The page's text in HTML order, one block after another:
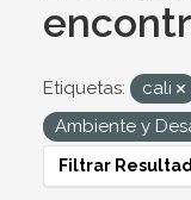
Etiquetas: cali
Ambiente y
Filtrar